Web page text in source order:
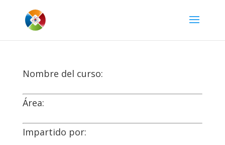
Nombre del curso:
Área:
Impartido por: